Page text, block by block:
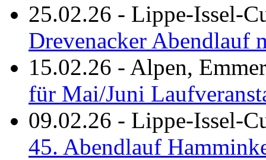
25.02.26 - Lippe-Issel-
Drevenacker Abendlauf
15.02.26 - Alpen,
für Mai/Juni
09.02.26 - Lippe-Issel-
45. Abendlauf